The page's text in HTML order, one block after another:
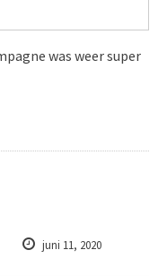
was weer super
juni 11, 2020